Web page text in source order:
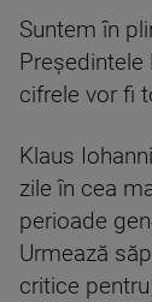
Suntem în
cifrele vor fi
Klaus
zile în cea
perioade
Urmează
critice